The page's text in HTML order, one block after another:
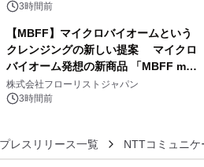
3時間前
【MBFF】マイクロバイオームという
クレンジングの新しい提案 マイクロ
バイオーム発想の新商品 「MBFF mb
クレンジングPRO」を2026年8月6日
発売
株式会社フローリストジャパン
3時間前
レスリリース一覧 NTTコミュニ